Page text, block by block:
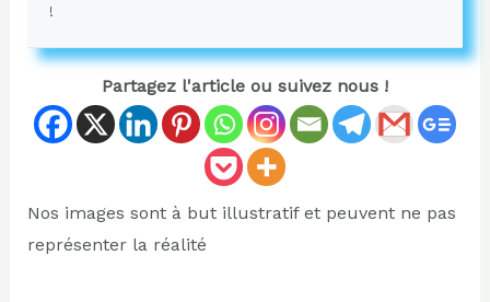
!
Partagez l'article ou suivez nous !
Nos images sont à but illustratif et peuvent ne pas
représenter la réalité